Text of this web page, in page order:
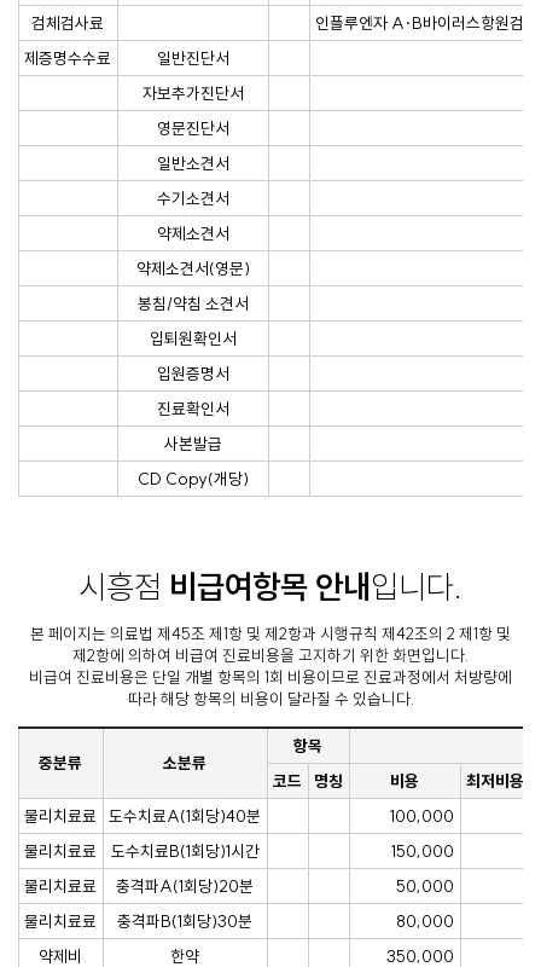
검체검사료
인플루엔자 A·B바이러스항원검사
제증명수수료
일반진단서
자보추가진단서
영문진단서
일반소견서
수기소견서
약제소견서
약제소견서(영문)
봉침/약침 소견서
입퇴원확인서
입원증명서
진료확인서
사본발급
CD Copy(개당)
시흥점 비급여항목 안내입니다.
본 페이지는 의료법 제45조 제1항 및 제2항과 시행규칙 제42조의 2 제1항 및
제2항에 의하여 비급여 진료비용을 고지하기 위한 화면입니다.
비급여 진료비용은 단일 개별 항목의 1회 비용이므로 진료과정에서 처방량에
따라 해당 항목의 비용이 달라질 수 있습니다.
중분류 소분류
항목
코드
명칭 비용 최저비용
물리치료료
도수치료A(1회당)40분
100,000
물리치료료
도수치료B(1회당)1시간
150,000
물리치료료
충격파A(1회당)20분
50,000
물리치료료
충격파B(1회당)30분
80,000
약제비
한약
350,000